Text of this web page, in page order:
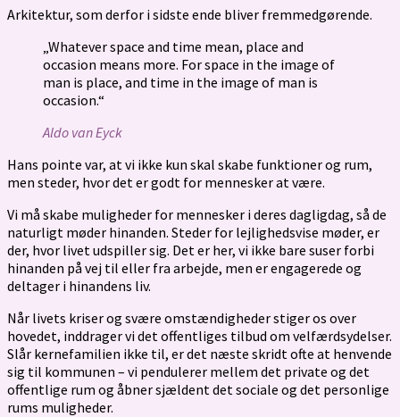
Arkitektur, som derfor i sidste ende bliver fremmedgørende.
„Whatever space and time mean, place and
occasion means more. For space in the image of
man is place, and time in the image of man is
occasion.“
Aldo van Eyck
Hans pointe var, at vi ikke kun skal skabe funktioner og rum,
men steder, hvor det er godt for mennesker at være.
Vi må skabe muligheder for mennesker i deres dagligdag, så de
naturligt møder hinanden. Steder for lejlighedsvise møder, er
der, hvor livet udspiller sig. Det er her, vi ikke bare suser forbi
hinanden på vej til eller fra arbejde, men er engagerede og
deltager i hinandens liv.
Når livets kriser og svære omstændigheder stiger os over
hovedet, inddrager vi det offentliges tilbud om velfærdsydelser.
Slår kernefamilien ikke til, er det næste skridt ofte at henvende
sig til kommunen – vi pendulerer mellem det private og det
offentlige rum og åbner sjældent det sociale og det personlige
rums muligheder.